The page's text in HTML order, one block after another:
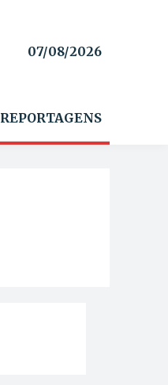
07/08/2026
REPORTAGENS